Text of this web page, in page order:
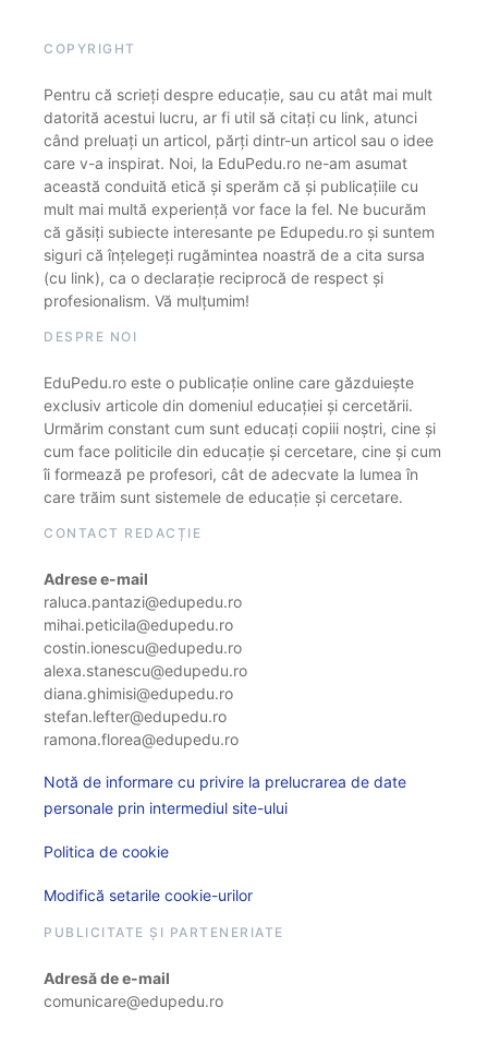
COPYRIGHT
Pentru că scrieți despre educație, sau cu atât mai mult
datorită acestui lucru, ar fi util să citați cu link, atunci
când preluați un articol, părți dintr-un articol sau o idee
care v-a inspirat. Noi, la EduPedu.ro ne-am asumat
această conduită etică și sperăm că și publicațiile cu
mult mai multă experiență vor face la fel. Ne bucurăm
că găsiți subiecte interesante pe Edupedu.ro și suntem
siguri că înțelegeți rugămintea noastră de a cita sursa
(cu link), ca o declarație reciprocă de respect și
profesionalism. Vă mulțumim!
DESPRE NOI
EduPedu.ro este o publicație online care găzduiește
exclusiv articole din domeniul educației și cercetării.
Urmărim constant cum sunt educați copiii noștri, cine și
cum face politicile din educație și cercetare, cine și cum
îi formează pe profesori, cât de adecvate la lumea în
care trăim sunt sistemele de educație și cercetare.
CONTACT REDACȚIE
Adrese e-mail
raluca.pantazi@edupedu.ro
mihai.peticila@edupedu.ro
costin.ionescu@edupedu.ro
alexa.stanescu@edupedu.ro
diana.ghimisi@edupedu.ro
stefan.lefter@edupedu.ro
ramona.florea@edupedu.ro
Notă de informare cu privire la prelucrarea de date
personale prin intermediul site-ului
Politica de cookie
Modifică setarile cookie-urilor
PUBLICITATE ȘI PARTENERIATE
Adresă de e-mail
comunicare@edupedu.ro